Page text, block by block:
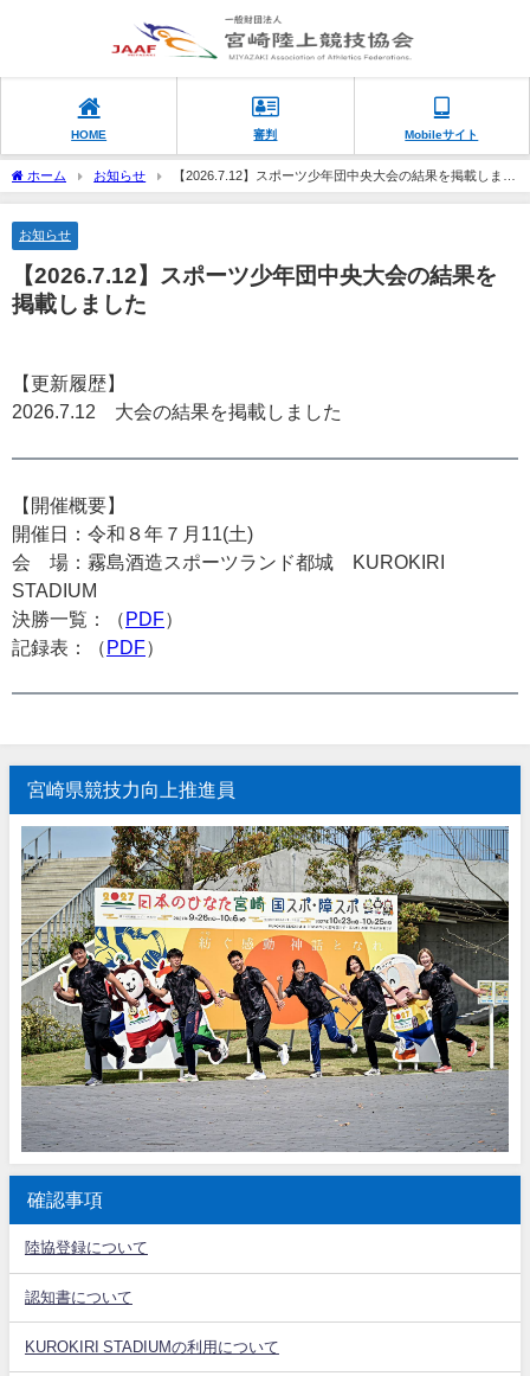
HOME 審判 Mobileサイト
ホーム お知らせ
【2026.7.12】スポーツ少年団中央大会の結果を掲載しまし
た
お知らせ
【2026.7.12】スポーツ少年団中央大会の結果を
掲載しました
【更新履歴】
2026.7.12 大会の結果を掲載しました
【開催概要】
開催日：令和８年７月11(土)
会 場：霧島酒造スポーツランド都城 KUROKIRI
STADIUM
決勝一覧：（ PDF）
記録表：（ PDF）
宮崎県競技力向上推進員
確認事項
陸協登録について
認知書について
KUROKIRI STADIUMの利用について